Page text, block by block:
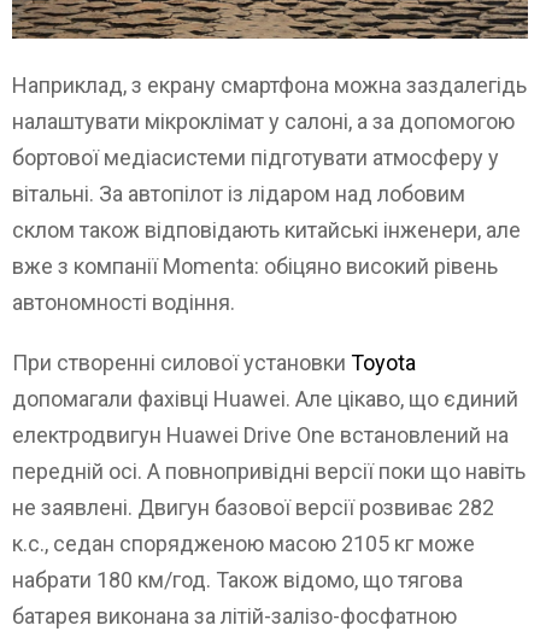
Наприклад, з екрану смартфона можна заздалегідь
налаштувати мікроклімат у салоні, а за допомогою
бортової медіасистеми підготувати атмосферу у
вітальні. За автопілот із лідаром над лобовим
склом також відповідають китайські інженери, але
вже з компанії Momenta: обіцяно високий рівень
автономності водіння.
При створенні силової установки Toyota
допомагали фахівці Huawei. Але цікаво, що єдиний
електродвигун Huawei Drive One встановлений на
передній осі. А повнопривідні версії поки що навіть
не заявлені. Двигун базової версії розвиває 282
к.с., седан спорядженою масою 2105 кг може
набрати 180 км/год. Також відомо, що тягова
батарея виконана за літій-залізо-фосфатною